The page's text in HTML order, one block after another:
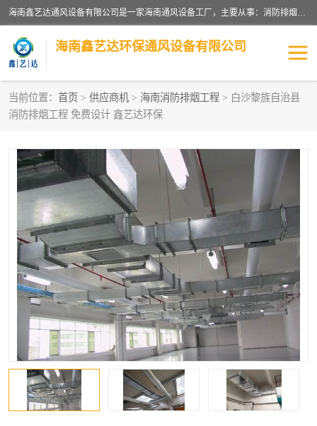
海南鑫艺达通风设备有限公司是一家海南通风设备工厂，主要从事：消防排烟工程、油烟净化工程、厨房排烟工程、酒店厨房设备、新风排风系统、镀锌铁皮管道加工、暖通工程、通风管道安装、消防火阀百叶风口等业务。公司拥有管道及配件一体化工厂生产线，良好的售后服务，良好的设计团队，良好的施工团队、良好管理人员，掌握畅通丰富的信息、市场渠道。
海南鑫艺达环保通风设备有限公司
当前位置： 首页 > 供应商机 > 海南消防排烟工程 > 白沙黎族自治县
消防排烟工程 免费设计 鑫艺达环保
海南暖通工程
海南厨房排烟工程 海南酒店厨房设备
海南油烟净化工程 管道配件
风机系列 镁质防火风管
通风设备 通风管道
消防阀门 消防风机
风口 镀锌矩形风管
镀锌螺旋风管 PP风管
不锈钢烟罩 防火阀